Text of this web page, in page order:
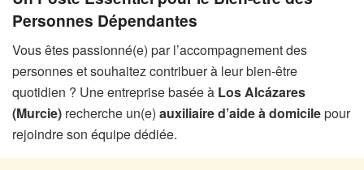
Personnes Dépendantes
Vous êtes passionné(e) par l’accompagnement des
personnes et souhaitez contribuer à leur bien-être
quotidien ? Une entreprise basée à Los Alcázares
(Murcie) recherche un(e) auxiliaire d’aide à domicilepour
rejoindre son équipe dédiée.